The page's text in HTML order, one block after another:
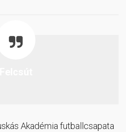
Akadémia futballcsapata